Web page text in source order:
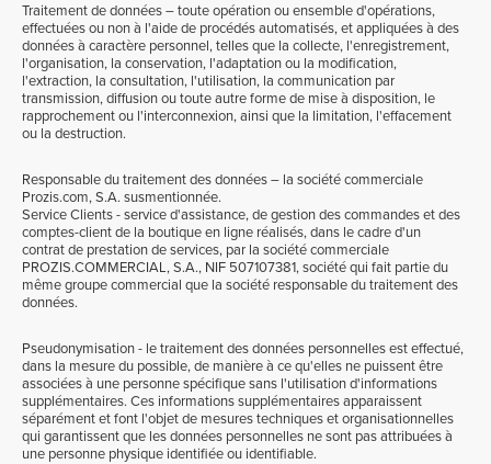
Traitement de données – toute opération ou ensemble d'opérations,
effectuées ou non à l'aide de procédés automatisés, et appliquées à des
données à caractère personnel, telles que la collecte, l'enregistrement,
l'organisation, la conservation, l'adaptation ou la modification,
l'extraction, la consultation, l'utilisation, la communication par
transmission, diffusion ou toute autre forme de mise à disposition, le
rapprochement ou l'interconnexion, ainsi que la limitation, l'effacement
ou la destruction.
Responsable du traitement des données – la société commerciale
Prozis.com, S.A. susmentionnée.
Service Clients - service d'assistance, de gestion des commandes et des
comptes-client de la boutique en ligne réalisés, dans le cadre d'un
contrat de prestation de services, par la société commerciale
PROZIS.COMMERCIAL, S.A., NIF 507107381, société qui fait partie du
même groupe commercial que la société responsable du traitement des
données.
Pseudonymisation - le traitement des données personnelles est effectué,
dans la mesure du possible, de manière à ce qu'elles ne puissent être
associées à une personne spécifique sans l'utilisation d'informations
supplémentaires. Ces informations supplémentaires apparaissent
séparément et font l'objet de mesures techniques et organisationnelles
qui garantissent que les données personnelles ne sont pas attribuées à
une personne physique identifiée ou identifiable.